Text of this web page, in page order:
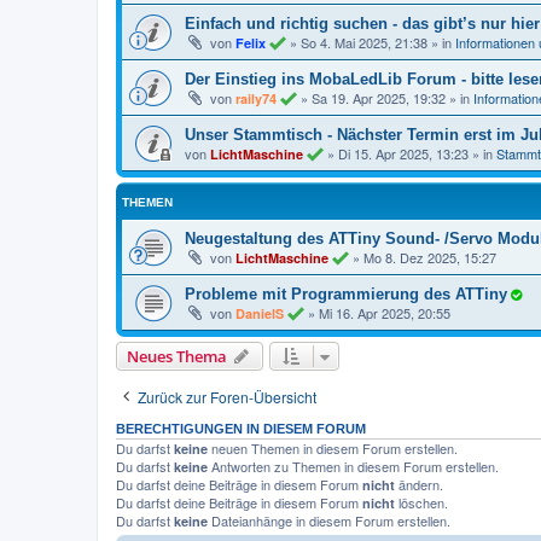
Einfach und richtig suchen - das gibt’s nur hier
von Felix » So 4. Mai 2025, 21:38 » in Informationen
Der Einstieg ins MobaLedLib Forum - bitte
von raily74 » Sa 19. Apr 2025, 19:32 » in
Unser Stammtisch - Nächster Termin erst im
von LichtMaschine » Di 15. Apr 2025, 13:23 » in
THEMEN
Neugestaltung des ATTiny Sound- /Servo
von LichtMaschine » Mo 8. Dez 2025, 15:27
Probleme mit Programmierung des ATTiny
von DanielS » Mi 16. Apr 2025, 20:55
Neues Thema
Zurück zur Foren-Übersicht
BERECHTIGUNGEN IN DIESEM FORUM
Du darfst keine neuen Themen in diesem Forum erstellen.
Du darfst keine Antworten zu Themen in diesem Forum erstellen.
Du darfst deine Beiträge in diesem Forum nicht ändern.
Du darfst deine Beiträge in diesem Forum nicht löschen.
Du darfst keine Dateianhänge in diesem Forum erstellen.